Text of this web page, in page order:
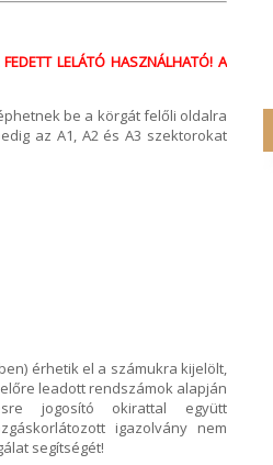
LELÁTÓ HASZNÁLHATÓ! A
be a körgát felőli oldalra
az A1, A2 és A3 szektorokat
érhetik el a számukra kijelölt,
leadott rendszámok alapján
jogosító okirattal együtt
igazolvány nem
segítségét!